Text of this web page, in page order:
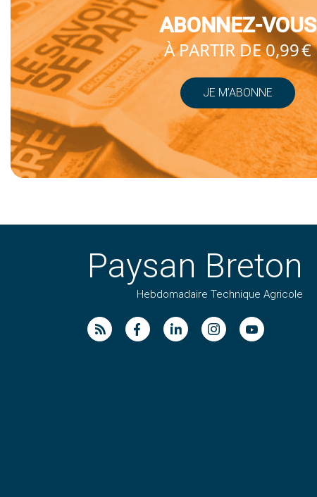
ABONNEZ-VOUS
À PARTIR DE 0,99 €
JE M’ABONNE
Paysan Breton
Hebdomadaire Technique Agricole